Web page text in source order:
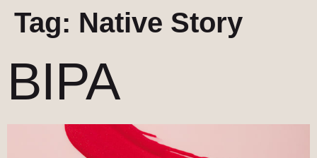
Tag: Native Story
BIPA